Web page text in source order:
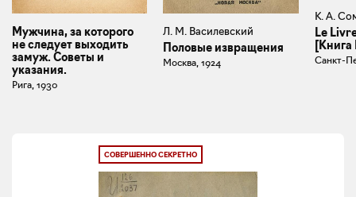
Мужчина, за которого
не следует выходить
замуж. Советы и
указания.
Рига, 1930
Л. М. Василевский
Половые извращения
Москва, 1924
К. А.
Le
Санкт-
СОВЕРШЕННО СЕКРЕТНО